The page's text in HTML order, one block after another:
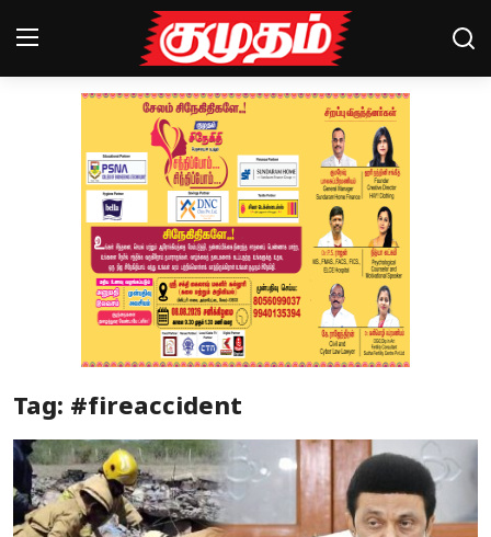
Magazines
Special Story
Business
Tag: #fireaccident